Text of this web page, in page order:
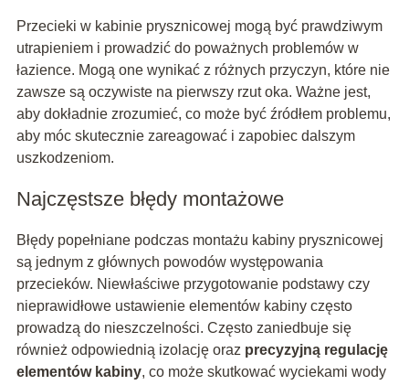
Przecieki w kabinie prysznicowej mogą być prawdziwym
utrapieniem i prowadzić do poważnych problemów w
łazience. Mogą one wynikać z różnych przyczyn, które nie
zawsze są oczywiste na pierwszy rzut oka. Ważne jest,
aby dokładnie zrozumieć, co może być źródłem problemu,
aby móc skutecznie zareagować i zapobiec dalszym
uszkodzeniom.
Najczęstsze błędy montażowe
Błędy popełniane podczas montażu kabiny prysznicowej
są jednym z głównych powodów występowania
przecieków. Niewłaściwe przygotowanie podstawy czy
nieprawidłowe ustawienie elementów kabiny często
prowadzą do nieszczelności. Często zaniedbuje się
również odpowiednią izolację oraz precyzyjną regulację
elementów kabiny, co może skutkować wyciekami wody